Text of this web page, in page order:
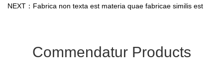
NEXT：Fabrica non texta est materia quae fabricae similis est
Commendatur Products